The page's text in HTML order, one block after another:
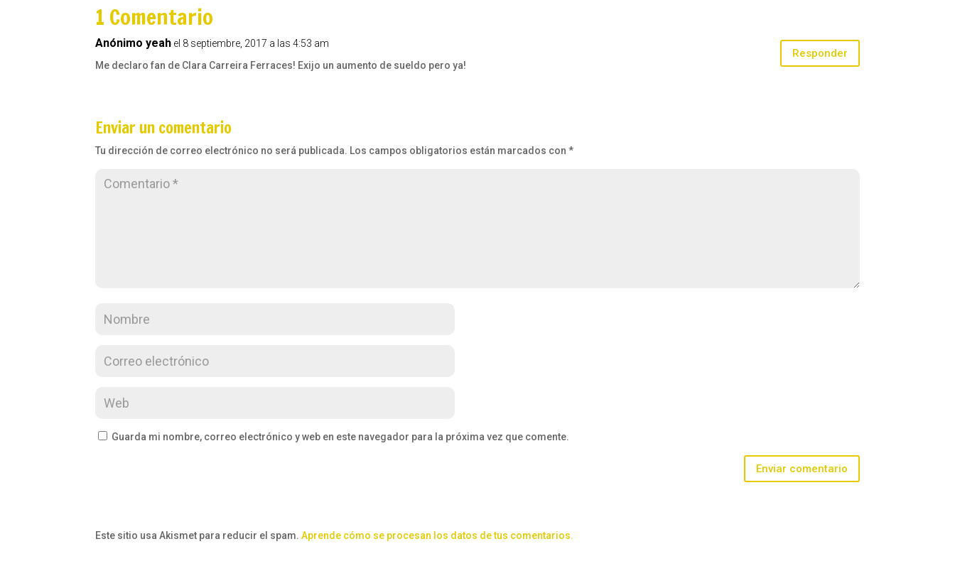
1 Comentario
Anónimo yeah el 8 septiembre, 2017 a las 4:53 am
Me declaro fan de Clara Carreira Ferraces! Exijo un aumento de sueldo pero ya!
Responder
Enviar un comentario
Tu dirección de correo electrónico no será publicada. Los campos obligatorios están marcados con*
Guarda mi nombre, correo electrónico y web en este navegador para la próxima vez que comente.
Enviar comentario
Este sitio usa Akismet para reducir el spam.Aprende cómo se procesan los datos de tus comentarios.